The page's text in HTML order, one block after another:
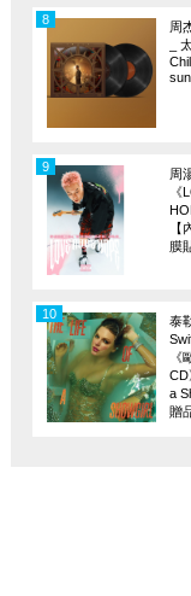
周
_
8
周
《
【
膜
9
泰
《
CD
a
贈
10